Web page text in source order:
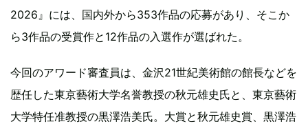
2026』には、国内外から353作品の応募があり、そこか
ら3作品の受賞作と12作品の入選作が選ばれた。
今回のアワード審査員は、金沢21世紀美術館の館長などを
歴任した東京藝術大学名誉教授の秋元雄史氏と、東京藝術
大学特任准教授の黒澤浩美氏。大賞と秋元雄史賞、黒澤浩